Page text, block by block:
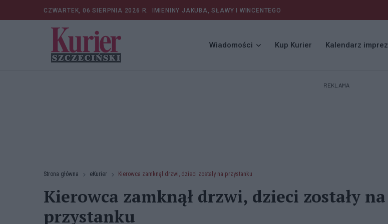
CZWARTEK, 06 SIERPNIA 2026 R. IMIENINY JAKUBA, SŁAWY I WINCENTEGO
Wiadomości Kup Kurier Kalendarz imprez
REKLAMA
Strona główna eKurier Kierowca zamknął drzwi, dzieci zostały na przystanku
Kierowca zamknął drzwi, dzieci zostały na
przystanku